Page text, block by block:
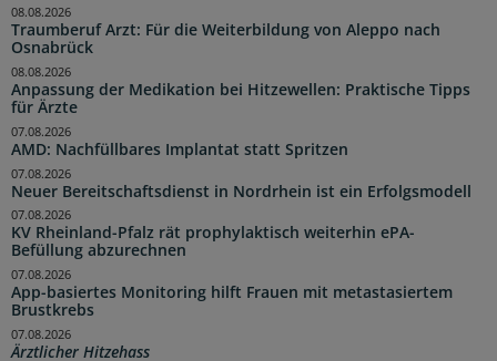
Traumberuf Arzt: Für die Weiterbildung von Aleppo nach
Osnabrück
08.08.2026
Anpassung der Medikation bei Hitzewellen: Praktische Tipps
für Ärzte
08.08.2026
AMD: Nachfüllbares Implantat statt Spritzen
07.08.2026
Neuer Bereitschaftsdienst in Nordrhein ist ein Erfolgsmodell
07.08.2026
KV Rheinland-Pfalz rät prophylaktisch weiterhin ePA-
Befüllung abzurechnen
07.08.2026
App-basiertes Monitoring hilft Frauen mit metastasiertem
Brustkrebs
07.08.2026
Ärztlicher Hitzehass
07.08.2026